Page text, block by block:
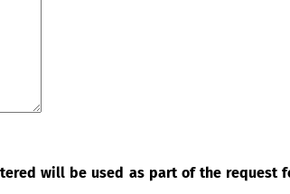
will be used as part of the request